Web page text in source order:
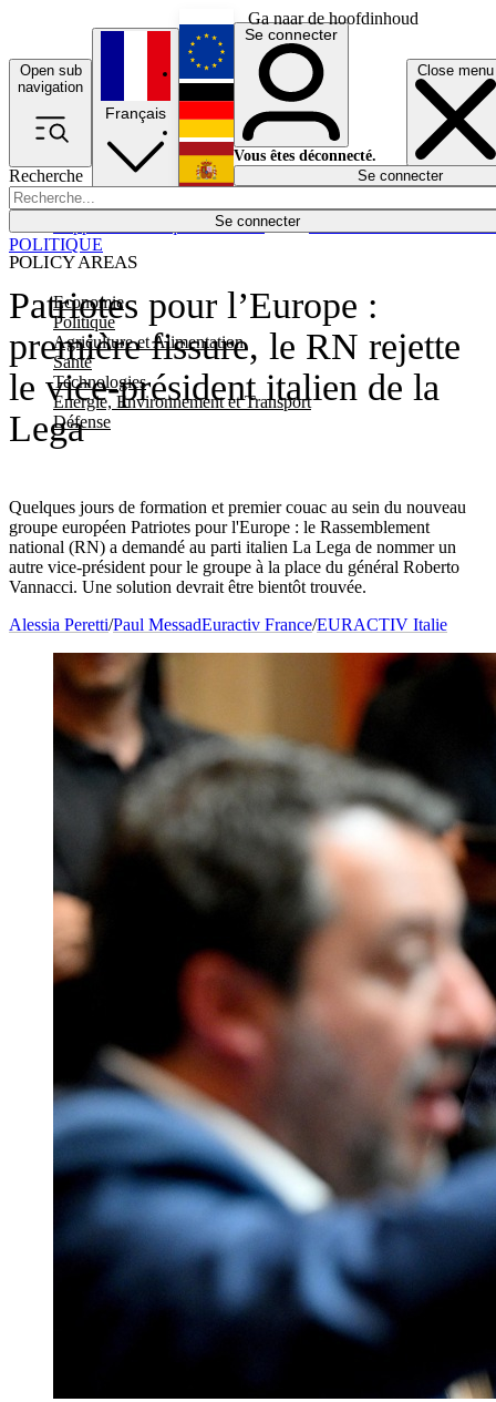
Ga naar de hoofdinhoud
Open sub
navigation
Close menu
Recherche
Se connecter
POLICY AREAS
Economie
Politique
Agriculture et Alimentation
Santé
Technologies
Energie, Environnement et Transport
Défense
Économie
Français
English
Deutsch
Español
Se connecter
Vous êtes déconnecté.
Se connecter
Patriotes pour l’Europe :
première fissure, le RN rejette
le vice-président italien de la
Lega
Quelques jours de formation et premier couac au sein du nouveau
groupe européen Patriotes pour l'Europe : le Rassemblement
national (RN) a demandé au parti italien La Lega de nommer un
autre vice-président pour le groupe à la place du général Roberto
Vannacci. Une solution devrait être bientôt trouvée.
POLITIQUE
Alessia Peretti/Paul MessadEuractiv France/EURACTIV Italie